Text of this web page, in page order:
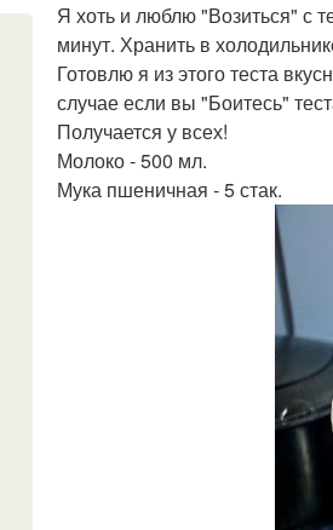
Я хоть и люблю "Возиться" с
минут. Хранить в
Готовлю я из этого теста
случае если вы "Боитесь"
Получается у всех!
Молоко - 500 мл.
Мука пшеничная - 5 стак.